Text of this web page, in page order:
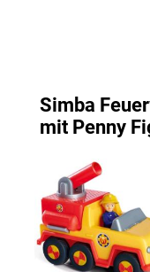
Simba
mit Penny